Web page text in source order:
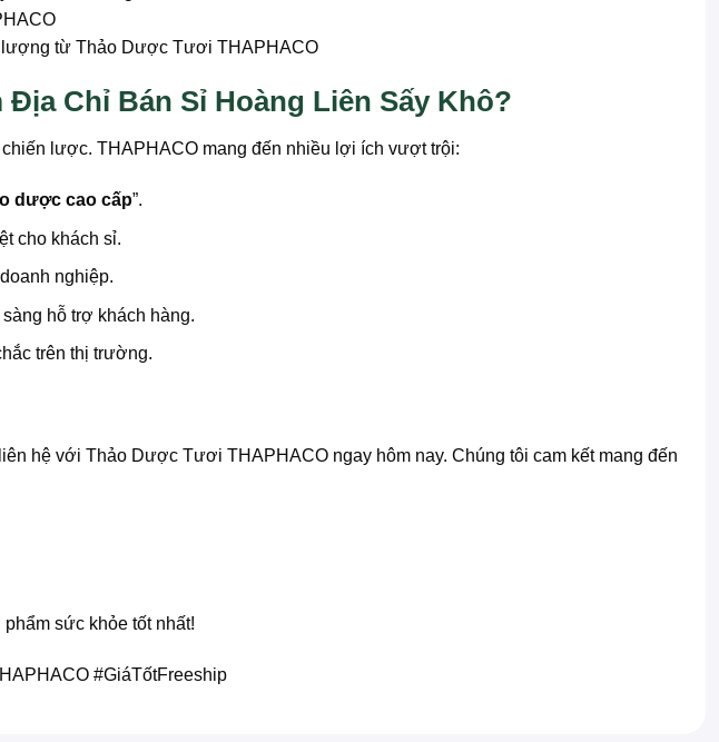
lượng từ Thảo Dược Tươi THAPHACO
Chỉ Bán Sỉ Hoàng Liên Sấy Khô?
lược. THAPHACO mang đến nhiều lợi ích vượt trội:
dược cao cấp”.
cho khách sỉ.
nghiệp.
hỗ trợ khách hàng.
trên thị trường.
hệ với Thảo Dược Tươi THAPHACO ngay hôm nay. Chúng tôi cam kết mang đến
sức khỏe tốt nhất!
#GiáTốtFreeship